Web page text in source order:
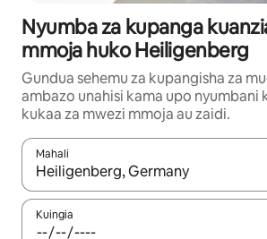
Nyumba za kupanga
mmoja huko Heiligenberg
Gundua sehemu za kupangisha za
ambazo unahisi kama upo nyumbani
kukaa za mwezi mmoja au zaidi.
Mahali
Wakati matokeo yanapatikana, vinjari
Kuingia